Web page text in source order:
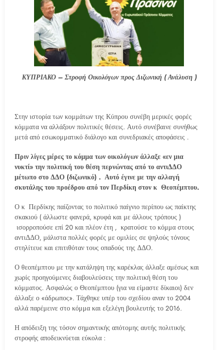
ΚΥΠΡΙΑΚΟ – Στροφή Οικολόγων προς Διζωνική ( Ανάλυση )
Στην ιστορία των κομμάτων της Κύπρου συνέβη μερικές φορές
κόμματα να αλλάξουν πολιτικές θέσεις. Αυτό συνέβαινε συνήθως
μετά από εσωκομματικό διάλογο και συνεδριακές αποφάσεις .
Πριν λίγες μέρες το κόμμα των οικολόγων άλλαξε «εν μια
νυκτί» την πολιτική του θέση περνώντας από το αντιΔΔΟ
μέτωπο στο ΔΔΟ (διζωνικό) . Αυτό έγινε με την αλλαγή
σκυτάλης του προέδρου από τον Περδίκη στον κ Θεοπέμπτου.
Ο κ Περδίκης παίζοντας το πολιτικό παίγνιο περίπου ως παίκτης
σκακιού ( άλλωστε φανερά, κρυφά και με άλλους τρόπους )
ισορροπούσε επί 20 και πλέον έτη , κρατούσε το κόμμα στους
αντιΔΔΟ, μάλιστα πολλές φορές με ομιλίες σε ψηλούς τόνους
στηλίτευε και επιτιθόταν τους οπαδούς της ΔΔΟ.
Ο θεοπέμπτου με την κατάληψη της καρέκλας άλλαξε αμέσως και
χωρίς προηγούμενες διαβουλεύσεις την πολιτική θέση του
κόμματος. Ασφαλώς ο Θεοπέμπτου (για να είμαστε δίκαιοι) δεν
άλλαξε ο «άδρωπος». Τάχθηκε υπέρ του σχεδίου αναν το 2004
αλλά παρέμεινε στο κόμμα και εξελέγη βουλευτής το 2016.
Η απόδειξη της τόσον σημαντικής απότομης αυτής πολιτικής
στροφής αποδεικνύεται εύκολα :